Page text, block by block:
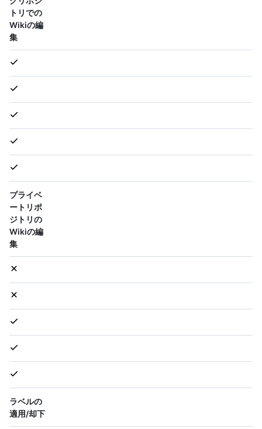
トリでの
Wikiの編
集
プライベ
ートリポ
ジトリの
Wikiの編
集
ラベルの
適用/却下